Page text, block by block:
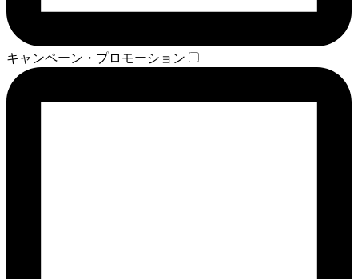
キャンペーン・プロモーション